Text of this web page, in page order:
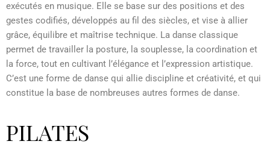
exécutés en musique. Elle se base sur des positions et des
gestes codifiés, développés au fil des siècles, et vise à allier
grâce, équilibre et maîtrise technique. La danse classique
permet de travailler la posture, la souplesse, la coordination et
la force, tout en cultivant l’élégance et l’expression artistique.
C’est une forme de danse qui allie discipline et créativité, et qui
constitue la base de nombreuses autres formes de danse.
PILATES